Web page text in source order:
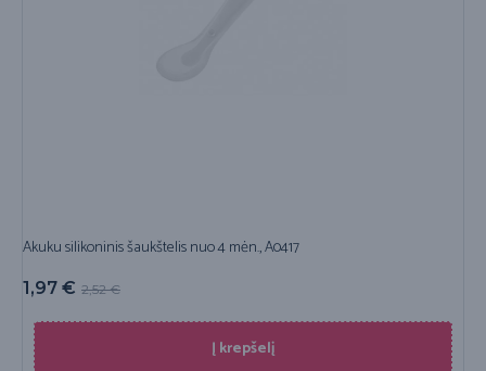
Akuku silikoninis šaukštelis nuo 4 mėn., A0417
2,52€
1,97 €
Į krepšelį